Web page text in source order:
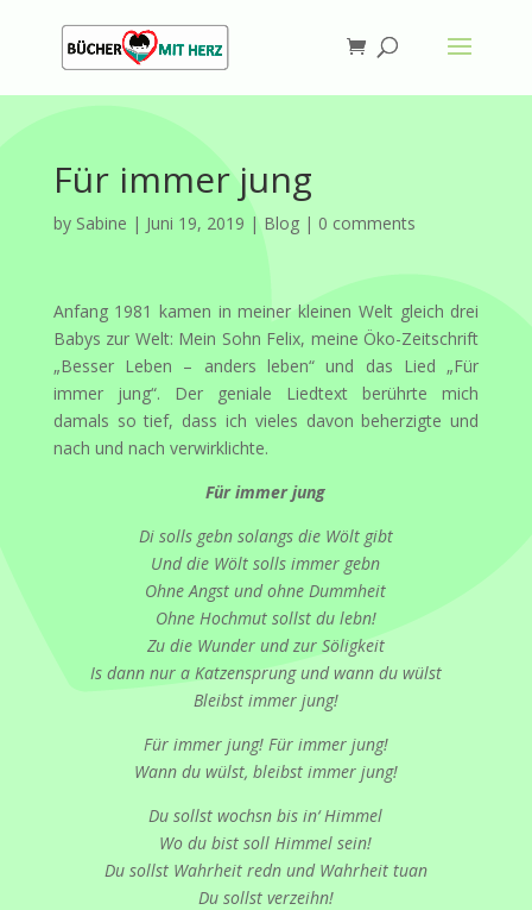
Für immer jung
by Sabine | Juni 19, 2019 | Blog| 0 comments
Anfang 1981 kamen in meiner kleinen Welt gleich drei
Babys zur Welt: Mein Sohn Felix, meine Öko-Zeitschrift
„Besser Leben – anders leben“ und das Lied „Für
immer jung“. Der geniale Liedtext berührte mich
damals so tief, dass ich vieles davon beherzigte und
nach und nach verwirklichte.
Für immer jung
Di solls gebn solangs die Wölt gibt
Und die Wölt solls immer gebn
Ohne Angst und ohne Dummheit
Ohne Hochmut sollst du lebn!
Zu die Wunder und zur Söligkeit
Is dann nur a Katzensprung und wann du wülst
Bleibst immer jung!
Für immer jung! Für immer jung!
Wann du wülst, bleibst immer jung!
Du sollst wochsn bis in‘ Himmel
Wo du bist soll Himmel sein!
Du sollst Wahrheit redn und Wahrheit tuan
Du sollst verzeihn!